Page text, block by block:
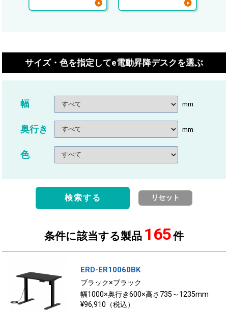
サイズ・色を指定してe電動昇降デスクを選ぶ
幅 mm
奥行き mm
色
検索する リセット
条件に該当する製品 165件
ERD-ER10060BK
ブラック×ブラック
幅1000×奥行き600×高さ735～1235mm
¥96,910（税込）